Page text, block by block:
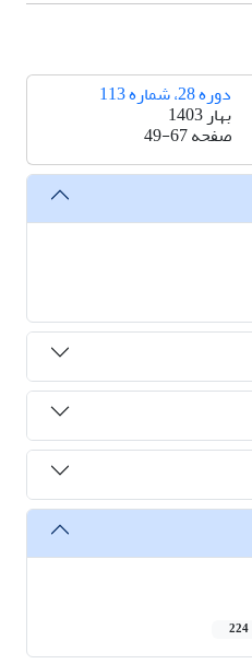
دوره 28، شماره 113
بهار 1403
صفحه49-67
224